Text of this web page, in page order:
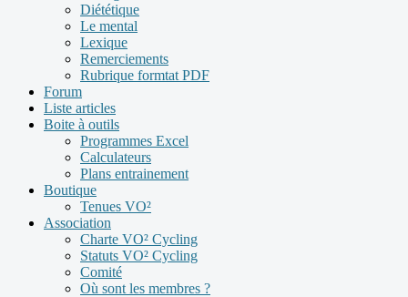
Diététique
Le mental
Lexique
Remerciements
Rubrique formtat PDF
Forum
Liste articles
Boite à outils
Programmes Excel
Calculateurs
Plans entrainement
Boutique
Tenues VO²
Association
Charte VO² Cycling
Statuts VO² Cycling
Comité
Où sont les membres ?